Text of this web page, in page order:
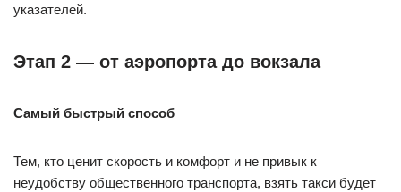
указателей.
Этап 2 — от аэропорта до вокзала
Самый быстрый способ
Тем, кто ценит скорость и комфорт и не привык к
неудобству общественного транспорта, взять такси будет